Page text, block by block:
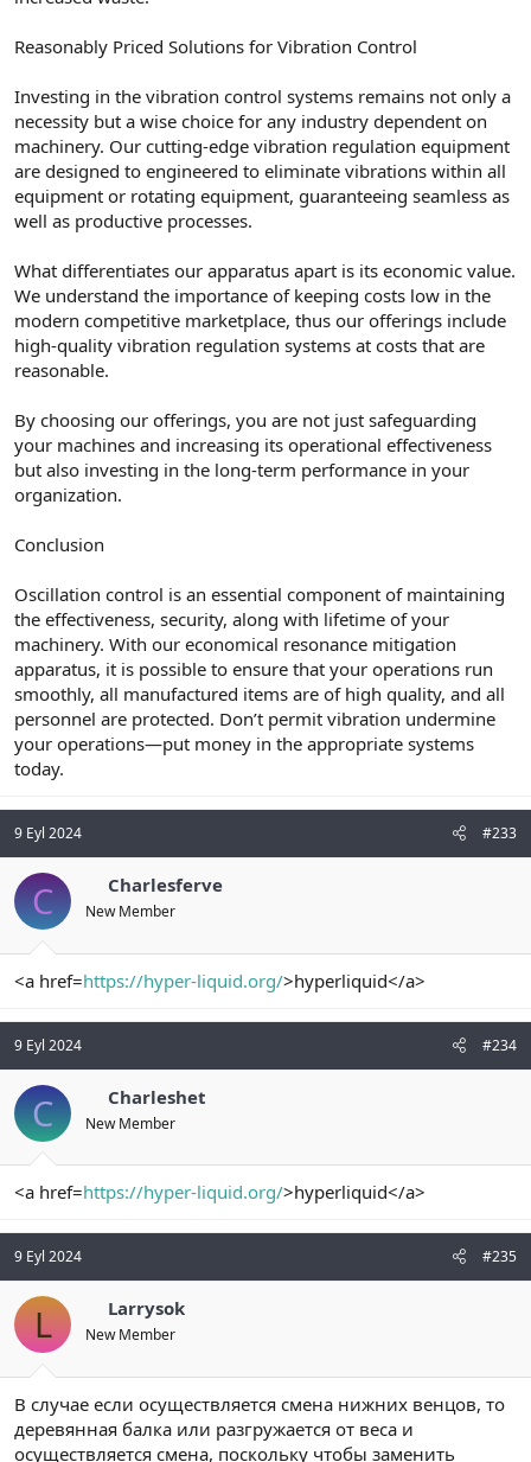
Reasonably Priced Solutions for Vibration Control
Investing in the vibration control systems remains not only a
necessity but a wise choice for any industry dependent on
machinery. Our cutting-edge vibration regulation equipment
are designed to engineered to eliminate vibrations within all
equipment or rotating equipment, guaranteeing seamless as
well as productive processes.
What differentiates our apparatus apart is its economic value.
We understand the importance of keeping costs low in the
modern competitive marketplace, thus our offerings include
high-quality vibration regulation systems at costs that are
reasonable.
By choosing our offerings, you are not just safeguarding
your machines and increasing its operational effectiveness
but also investing in the long-term performance in your
organization.
Conclusion
Oscillation control is an essential component of maintaining
the effectiveness, security, along with lifetime of your
machinery. With our economical resonance mitigation
apparatus, it is possible to ensure that your operations run
smoothly, all manufactured items are of high quality, and all
personnel are protected. Don’t permit vibration undermine
your operations—put money in the appropriate systems
today.
9 Eyl 2024 #233
C Charlesferve
New Member
<a href=https://hyper-liquid.org/>hyperliquid</a>
9 Eyl 2024 #234
C Charleshet
New Member
<a href=https://hyper-liquid.org/>hyperliquid</a>
9 Eyl 2024 #235
L Larrysok
New Member
В случае если осуществляется смена нижних венцов, то
деревянная балка или разгружается от веса и
осуществляется смена, поскольку чтобы заменить